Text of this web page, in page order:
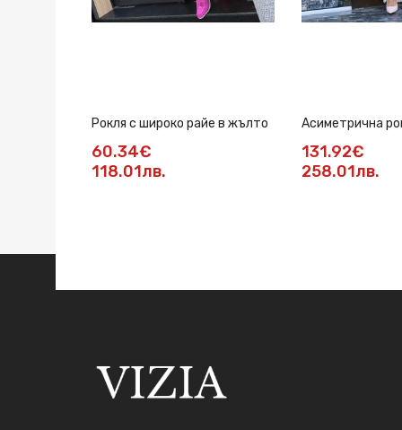
Рокля с широко райе в жълто
60.34€
118.01лв.
Асиметрична
131.92€
258.01лв.